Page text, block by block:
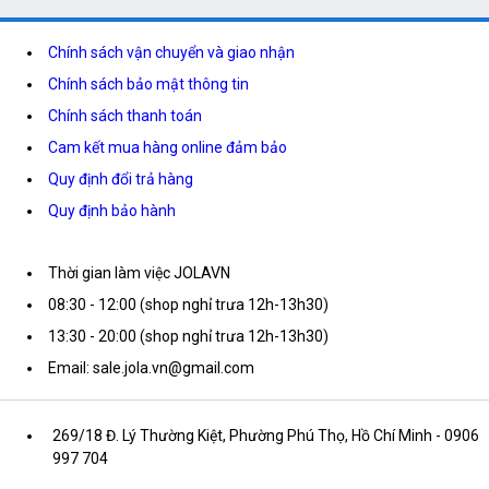
Chính sách vận chuyển và giao nhận
Chính sách bảo mật thông tin
Chính sách thanh toán
Cam kết mua hàng online đảm bảo
Quy định đổi trả hàng
Quy định bảo hành
Thời gian làm việc JOLAVN
08:30 - 12:00 (shop nghỉ trưa 12h-13h30)
13:30 - 20:00 (shop nghỉ trưa 12h-13h30)
Email: sale.jola.vn@gmail.com
269/18 Đ. Lý Thường Kiệt, Phường Phú Thọ, Hồ Chí Minh - 0906
997 704